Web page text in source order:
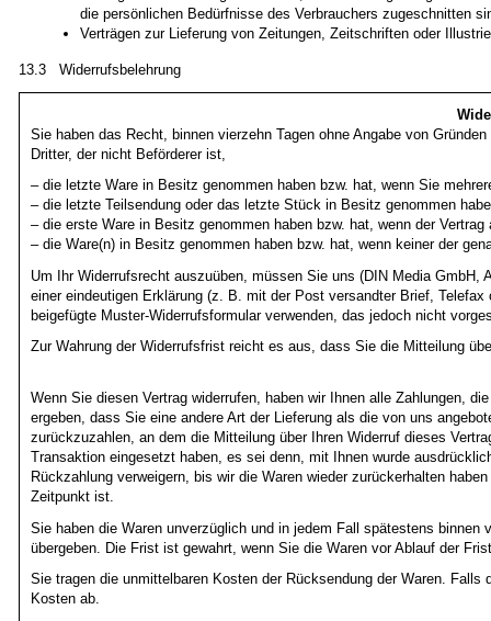
die persönlichen Bedürfnisse des Verbrauchers zugeschnitten
Verträgen zur Lieferung von Zeitungen, Zeitschriften oder
13.3 Widerrufsbelehrung
Sie haben das Recht, binnen vierzehn Tagen ohne Angabe von
Dritter, der nicht Beförderer ist,
– die letzte Ware in Besitz genommen haben bzw. hat, wenn Sie
– die letzte Teilsendung oder das letzte Stück in Besitz genommen
– die erste Ware in Besitz genommen haben bzw. hat, wenn der
– die Ware(n) in Besitz genommen haben bzw. hat, wenn keiner der
Um Ihr Widerrufsrecht auszuüben, müssen Sie uns (DIN Media
einer eindeutigen Erklärung (z. B. mit der Post versandter Brief,
beigefügte Muster-Widerrufsformular verwenden, das jedoch nicht
Zur Wahrung der Widerrufsfrist reicht es aus, dass Sie die Mitteilung
Wenn Sie diesen Vertrag widerrufen, haben wir Ihnen alle Zahlungen,
ergeben, dass Sie eine andere Art der Lieferung als die von uns
zurückzuzahlen, an dem die Mitteilung über Ihren Widerruf dieses
Transaktion eingesetzt haben, es sei denn, mit Ihnen wurde
Rückzahlung verweigern, bis wir die Waren wieder zurückerhalten
Zeitpunkt ist.
Sie haben die Waren unverzüglich und in jedem Fall spätestens
übergeben. Die Frist ist gewahrt, wenn Sie die Waren vor Ablauf der
Sie tragen die unmittelbaren Kosten der Rücksendung der Waren.
Kosten ab.